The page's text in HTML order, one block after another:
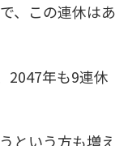
、この連休はあ
2047年も9連休
という方も増え